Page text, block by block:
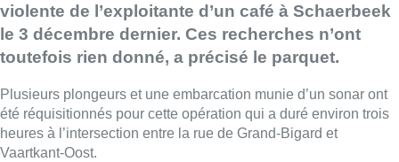
violente de l’exploitante d’un café à Schaerbeek
le 3 décembre dernier. Ces recherches n’ont
toutefois rien donné, a précisé le parquet.
Plusieurs plongeurs et une embarcation munie d’un sonar ont
été réquisitionnés pour cette opération qui a duré environ trois
heures à l’intersection entre la rue de Grand-Bigard et
Vaartkant-Oost.